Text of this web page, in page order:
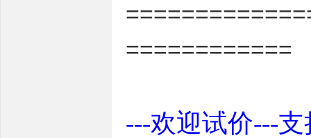
============
---欢迎试价---